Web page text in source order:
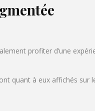
profiter d’une
quant à eux affichés sur